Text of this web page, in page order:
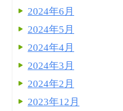
2024年6月
2024年5月
2024年4月
2024年3月
2024年2月
2023年12月